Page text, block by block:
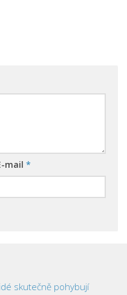
mail *
skutečně pohybují